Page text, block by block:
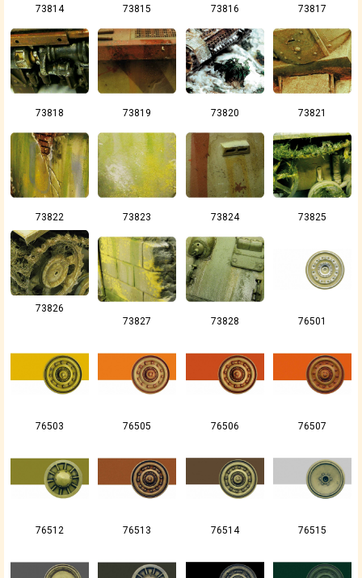
73814 73815 73816 73817
73818 73819 73820 73821
73822 73823 73824 73825
73826
73827
73828 76501
76503 76505 76506 76507
76512 76513 76514 76515